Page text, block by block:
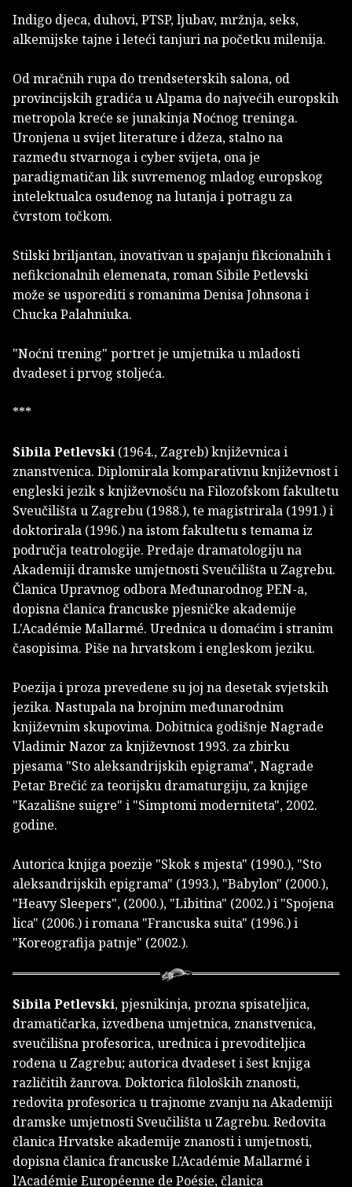
Indigo djeca, duhovi, PTSP, ljubav, mržnja, seks,
alkemijske tajne i leteći tanjuri na početku milenija.
Od mračnih rupa do trendseterskih salona, od
provincijskih gradića u Alpama do najvećih europskih
metropola kreće se junakinja Noćnog treninga.
Uronjena u svijet literature i džeza, stalno na
razmeđu stvarnoga i cyber svijeta, ona je
paradigmatičan lik suvremenog mladog europskog
intelektualca osuđenog na lutanja i potragu za
čvrstom točkom.
Stilski briljantan, inovativan u spajanju fikcionalnih i
nefikcionalnih elemenata, roman Sibile Petlevski
može se usporediti s romanima Denisa Johnsona i
Chucka Palahniuka.
"Noćni trening" portret je umjetnika u mladosti
dvadeset i prvog stoljeća.
***
Sibila Petlevski (1964., Zagreb) književnica i
znanstvenica. Diplomirala komparativnu književnost i
engleski jezik s književnošću na Filozofskom fakultetu
Sveučilišta u Zagrebu (1988.), te magistrirala (1991.) i
doktorirala (1996.) na istom fakultetu s temama iz
područja teatrologije. Predaje dramatologiju na
Akademiji dramske umjetnosti Sveučilišta u Zagrebu.
Članica Upravnog odbora Međunarodnog PEN-a,
dopisna članica francuske pjesničke akademije
L'Académie Mallarmé. Urednica u domaćim i stranim
časopisima. Piše na hrvatskom i engleskom jeziku.
Poezija i proza prevedene su joj na desetak svjetskih
jezika. Nastupala na brojnim međunarodnim
književnim skupovima. Dobitnica godišnje Nagrade
Vladimir Nazor za književnost 1993. za zbirku
pjesama "Sto aleksandrijskih epigrama", Nagrade
Petar Brečić za teorijsku dramaturgiju, za knjige
"Kazališne suigre" i "Simptomi moderniteta", 2002.
godine.
Autorica knjiga poezije "Skok s mjesta" (1990.), "Sto
aleksandrijskih epigrama" (1993.), "Babylon" (2000.),
"Heavy Sleepers", (2000.), "Libitina" (2002.) i "Spojena
lica" (2006.) i romana "Francuska suita" (1996.) i
"Koreografija patnje" (2002.).
Sibila Petlevski, pjesnikinja, prozna spisateljica,
dramatičarka, izvedbena umjetnica, znanstvenica,
sveučilišna profesorica, urednica i prevoditeljica
rođena u Zagrebu; autorica dvadeset i šest knjiga
različitih žanrova. Doktorica filoloških znanosti,
redovita profesorica u trajnome zvanju na Akademiji
dramske umjetnosti Sveučilišta u Zagrebu. Redovita
članica Hrvatske akademije znanosti i umjetnosti,
dopisna članica francuske L’Académie Mallarmé i
l’Académie Européenne de Poésie, čla­nica